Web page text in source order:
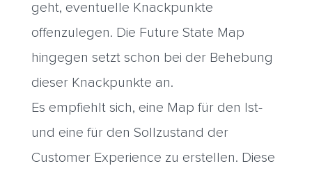
geht, eventuelle Knackpunkte
offenzulegen. Die Future State Map
hingegen setzt schon bei der Behebung
dieser Knackpunkte an.
Es empfiehlt sich, eine Map für den Ist-
und eine für den Sollzustand der
Customer Experience zu erstellen. Diese